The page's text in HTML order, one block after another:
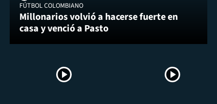
FÚTBOL COLOMBIANO
Millonarios volvió a hacerse fuerte en
casa y venció a Pasto